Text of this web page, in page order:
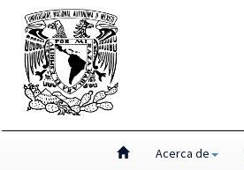
Acerca de